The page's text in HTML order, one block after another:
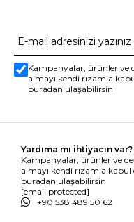
Kampanyalar, ürünler ve
almayı kendi rızamla
buradan ulaşabilirsin
Yardıma mı ihtiyacın var?
Kampanyalar, ürünler ve
almayı kendi rızamla
buradan ulaşabilirsin
[email protected]
+90 538 489 50 62